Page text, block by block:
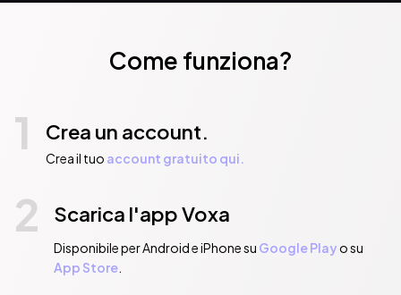
Come funziona?
1 Crea un account.
Crea il tuo account gratuito qui.
2 Scarica l'app Voxa
Disponibile per Android e iPhone su Google Playo su
App Store.